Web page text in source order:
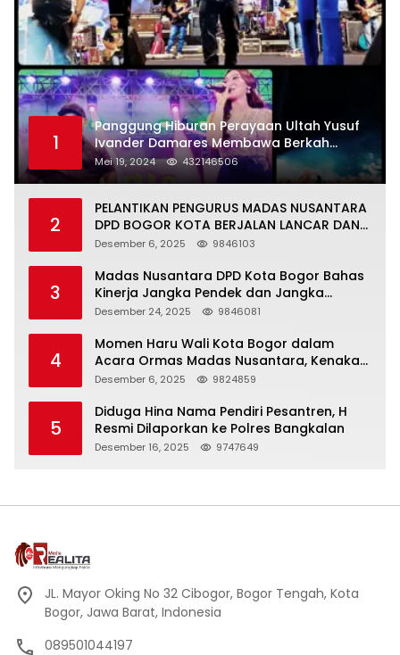
1
Panggung Hiburan Perayaan Ultah Yusuf
Ivander Damares Membawa Berkah
Warga Kejapanan
Mei 19, 2024 432146506
2
PELANTIKAN PENGURUS MADAS NUSANTARA
DPD BOGOR KOTA BERJALAN LANCAR DAN
KHIDMAT
Desember 6, 2025 9846103
3
Madas Nusantara DPD Kota Bogor Bahas
Kinerja Jangka Pendek dan Jangka
Panjang
Desember 24, 2025 9846081
4
Momen Haru Wali Kota Bogor dalam
Acara Ormas Madas Nusantara, Kenakan
Peci Hitam Tinggi sebagai Simbol
Desember 6, 2025 9824859
5
Diduga Hina Nama Pendiri Pesantren, H
Resmi Dilaporkan ke Polres Bangkalan
Desember 16, 2025 9747649
JL. Mayor Oking No 32 Cibogor, Bogor Tengah, Kota
Bogor, Jawa Barat, Indonesia
089501044197